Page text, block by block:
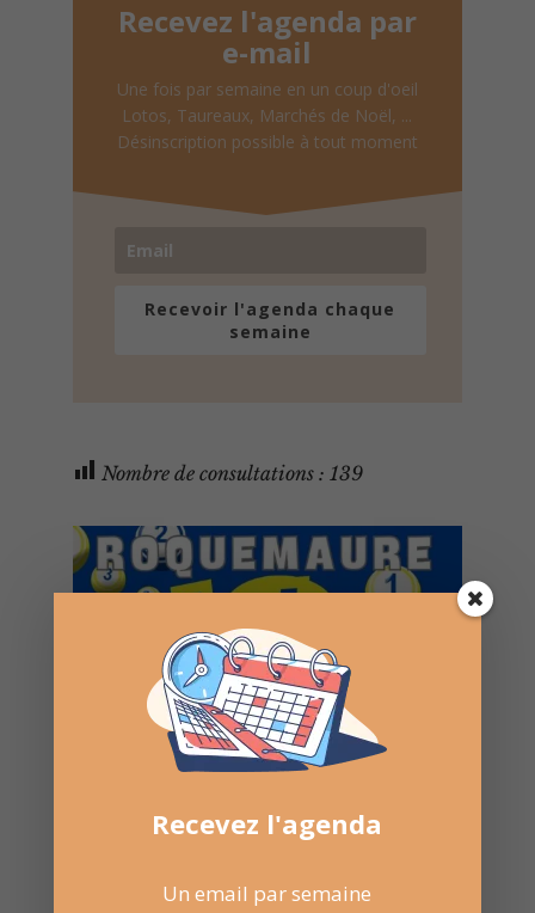
Recevez l'agenda par
e-mail
Une fois par semaine en un coup d'oeil
Lotos, Taureaux, Marchés de Noël, ...
Désinscription possible à tout moment
Recevoir l'agenda chaque
semaine
Nombre de consultations : 139
Recevez l'agenda
Un email par semaine